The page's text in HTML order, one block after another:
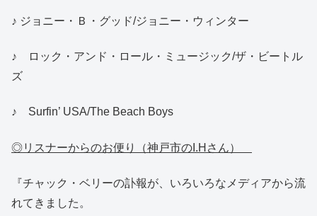
♪ ジョニー・Ｂ・グッド/ジョニー・ウィンター
♪ ロック・アンド・ロール・ミュージック/ザ・ビートル
ズ
♪ Surfin’ USA/The Beach Boys
◎リスナーからのお便り（神戸市のI.Hさん）
『チャック・ベリーの訃報が、いろいろなメディアから流
れてきました。